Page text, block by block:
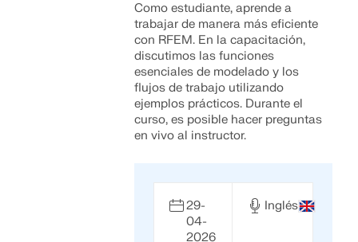
Como estudiante, aprende a
trabajar de manera más eficiente
con RFEM. En la capacitación,
discutimos las funciones
esenciales de modelado y los
flujos de trabajo utilizando
ejemplos prácticos. Durante el
curso, es posible hacer preguntas
en vivo al instructor.
29-
04-
2026
Inglés